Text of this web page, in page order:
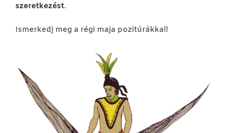
szeretkezést.
Ismerkedj meg a régi maja pozitúrákkal!